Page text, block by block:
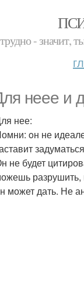
- значит,
неее и
нее:
oн не
не будет
разрушить,
может дать. Не